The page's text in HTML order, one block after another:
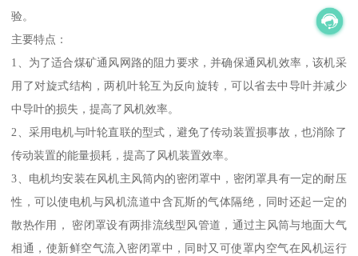
验。
主要特点：
1、为了适合煤矿通风网路的阻力要求，并确保通风机效率，该机采
用了对旋式结构，两机叶轮互为反向旋转，可以省去中导叶并减少
中导叶的损失，提高了风机效率。
2、采用电机与叶轮直联的型式，避免了传动装置损事故，也消除了
传动装置的能量损耗，提高了风机装置效率。
3、电机均安装在风机主风筒内的密闭罩中，密闭罩具有一定的耐压
性，可以使电机与风机流道中含瓦斯的气体隔绝，同时还起一定的
散热作用， 密闭罩设有两排流线型风管道，通过主风筒与地面大气
相通，使新鲜空气流入密闭罩中，同时又可使罩内空气在风机运行